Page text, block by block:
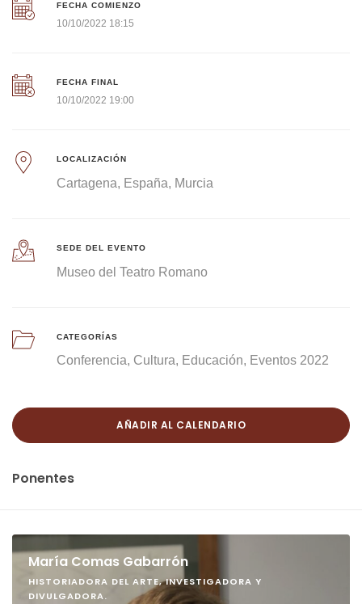
FECHA COMIENZO
10/10/2022 18:15
FECHA FINAL
10/10/2022 19:00
LOCALIZACIÓN
Cartagena España Murcia
SEDE DEL EVENTO
Museo del Teatro Romano
CATEGORÍAS
Conferencia Cultura Educación Eventos 2022
AÑADIR AL CALENDARIO
Ponentes
María Comas Gabarrón
HISTORIADORA DEL ARTE, INVESTIGADORA Y
DIVULGADORA.